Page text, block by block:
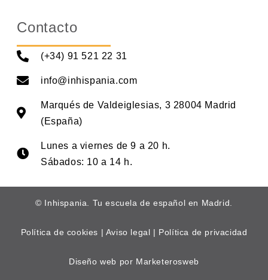
Contacto
(+34) 91 521 22 31
info@inhispania.com
Marqués de Valdeiglesias, 3 28004 Madrid
(España)
Lunes a viernes de 9 a 20 h.
Sábados: 10 a 14 h.
© Inhispania. Tu escuela de español en Madrid.
Política de cookies | Aviso legal | Política de privacidad
Diseño web por Marketerosweb